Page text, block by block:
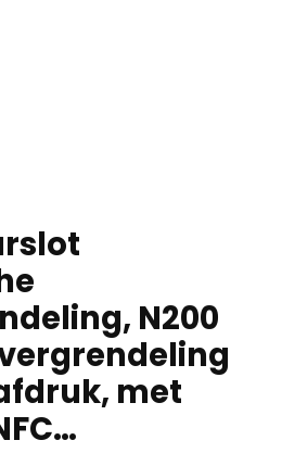
N200
met